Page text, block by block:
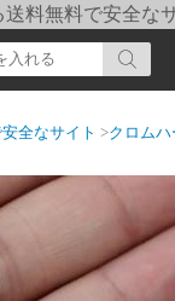
料無料で安全な
全なサイト >クロム